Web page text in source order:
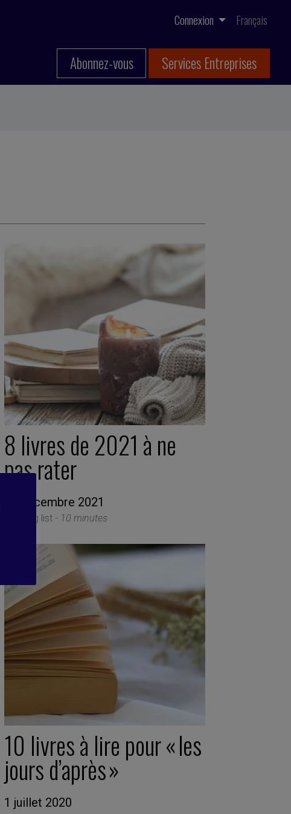
Connexion Français
Abonnez-vous Services Entreprises
8 livres de 2021 à ne
pas rater
20 décembre 2021
Reading list - 10 minutes
10 livres à lire pour « les
jours d’après »
1 juillet 2020